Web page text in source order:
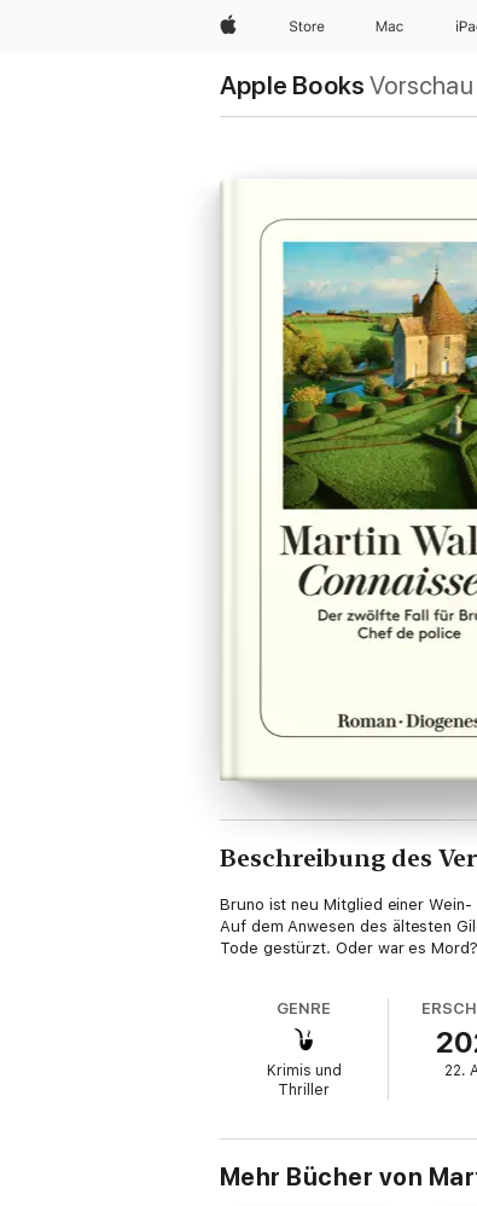
Apple Store Mac
Apple Books Vorschau
Beschreibung des
Bruno ist neu Mitglied einer
Auf dem Anwesen des ältesten
Tode gestürzt. Oder war es
GENRE
Krimis und
Thriller
22.
Mehr Bücher von